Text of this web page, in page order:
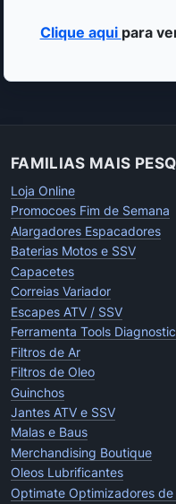
Clique aqui para
FAMILIAS MAIS
Loja Online
Promocoes Fim de Semana
Alargadores Espacadores
Baterias Motos e SSV
Capacetes
Correias Variador
Escapes ATV / SSV
Ferramenta Tools
Filtros de Ar
Filtros de Oleo
Guinchos
Jantes ATV e SSV
Malas e Baus
Merchandising Boutique
Oleos Lubrificantes
Optimate Optimizadores de